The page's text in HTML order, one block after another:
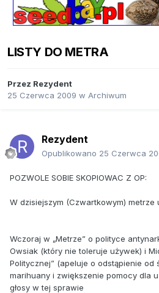
LISTY DO METRA
Przez Rezydent
25 Czerwca 2009 w Archiwum
Rezydent
Opublikowano 25 Czerwca
POZWOLE SOBIE SKOPIOWAC Z OP:
W dzisiejszym (Czwartkowym) metrze
Wczoraj w „Metrze” o polityce
Owsiak (który nie toleruje używek) i
Politycznej” (apeluje o odstąpienie od
marihuany i zwiększenie pomocy dla
głosy w tej sprawie